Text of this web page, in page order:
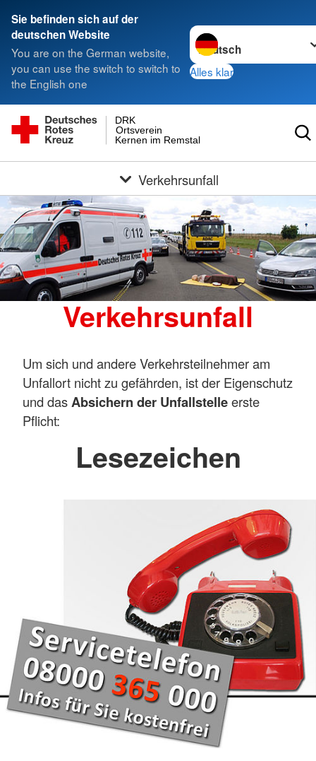
Sie befinden sich auf der
deutschen Website
You are on the German website,
you can use the switch to switch to
the English one
Sprache wechseln zu
Alles klar
Kernen im Remstal
Ortsverein
DRK
Verkehrsunfall
Verkehrsunfall
Um sich und andere Verkehrsteilnehmer am
Unfallort nicht zu gefährden, ist der Eigenschutz
und dasAbsichern der Unfallstelleerste
Pflicht:
Lesezeichen